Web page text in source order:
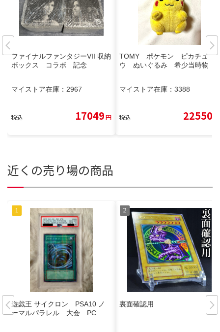
ファイナルファンタジーVII 収納
ボックス コラボ 記念
マイストア在庫： 2967
税込 17049円
TOMY ポケモン ピカチュ
ウ ぬいぐるみ 希少当時物
マイストア在庫： 3388
税込 22550
近くの売り場の商品
遊戯王 サイクロン PSA10 ノ
ーマルパラレル 大会 PC
裏面確認用